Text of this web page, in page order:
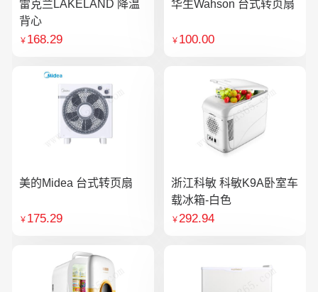
雷克兰LAKELAND 降温
背心
￥ 168.29
华生Wahson 台式转页扇
￥ 100.00
美的Midea 台式转页扇
￥ 175.29
浙江科敏 科敏K9A卧室车
载冰箱-白色
￥292.94